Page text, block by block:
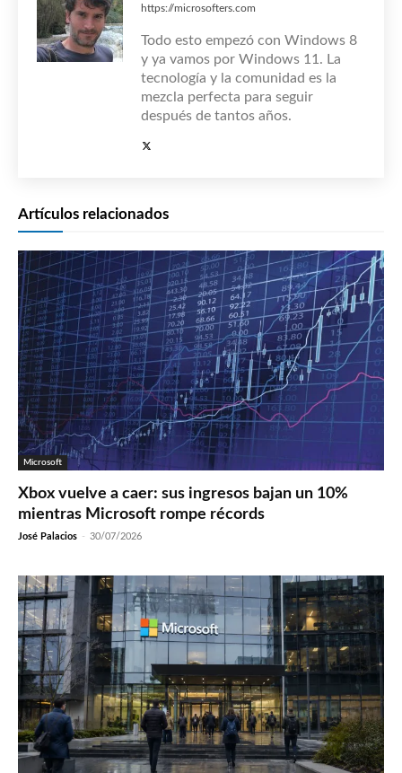
https://microsofters.com
Todo esto empezó con Windows 8
y ya vamos por Windows 11. La
tecnología y la comunidad es la
mezcla perfecta para seguir
después de tantos años.
Artículos relacionados
Microsoft
Xbox vuelve a caer: sus ingresos bajan un 10%
mientras Microsoft rompe récords
José Palacios - 30/07/2026